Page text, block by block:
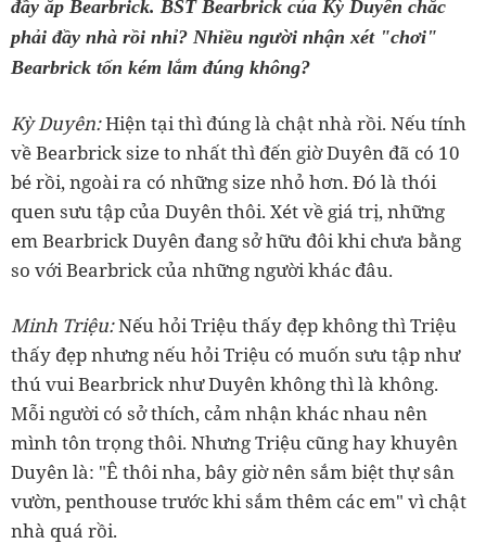
đầy ắp Bearbrick. BST Bearbrick của Kỳ Duyên chắc
phải đầy nhà rồi nhỉ? Nhiều người nhận xét "chơi"
Bearbrick tốn kém lắm đúng không?
‏Kỳ Duyên:Hiện tại thì đúng là chật nhà rồi. Nếu tính
về Bearbrick size to nhất thì đến giờ Duyên đã có 10
bé rồi, ngoài ra có những size nhỏ hơn. Đó là thói
quen sưu tập của Duyên thôi. Xét về giá trị, những
em Bearbrick Duyên đang sở hữu đôi khi chưa bằng
‏Minh Triệu:Nếu hỏi Triệu thấy đẹp không thì Triệu
thấy đẹp nhưng nếu hỏi Triệu có muốn sưu tập như
thú vui Bearbrick như Duyên không thì là không.
Mỗi người có sở thích, cảm nhận khác nhau nên
mình tôn trọng thôi. Nhưng Triệu cũng hay khuyên
Duyên là: "Ê thôi nha, bây giờ nên sắm biệt thự sân
vườn, penthouse trước khi sắm thêm các em" vì chật